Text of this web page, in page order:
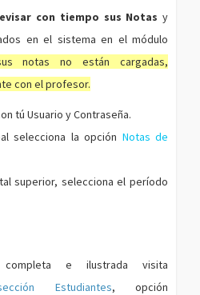
con tiempo sus Notas y
en el sistema en el módulo
notas no están cargadas,
con el profesor.
tú Usuario y Contraseña.
selecciona la opción Notas de
superior, selecciona el período
e ilustrada visita
Estudiantes, opción